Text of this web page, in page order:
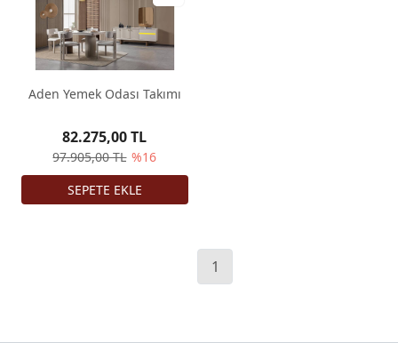
Aden Yemek Odası Takımı
97.905,00 TL %16
82.275,00 TL
1